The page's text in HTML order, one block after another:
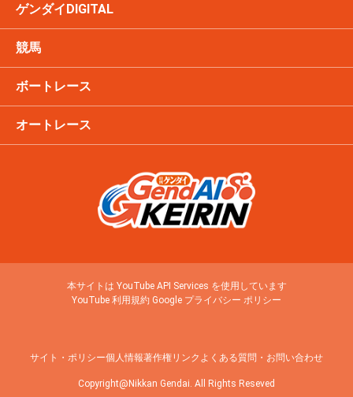
ゲンダイDIGITAL
競馬
ボートレース
オートレース
本サイトは YouTube API Services を使用しています
YouTube 利用規約 Google プライバシー ポリシー
サイト・ポリシー個人情報著作権 リンク よくある質問・お問い合わせ
Copyright@Nikkan Gendai. All Rights Reseved